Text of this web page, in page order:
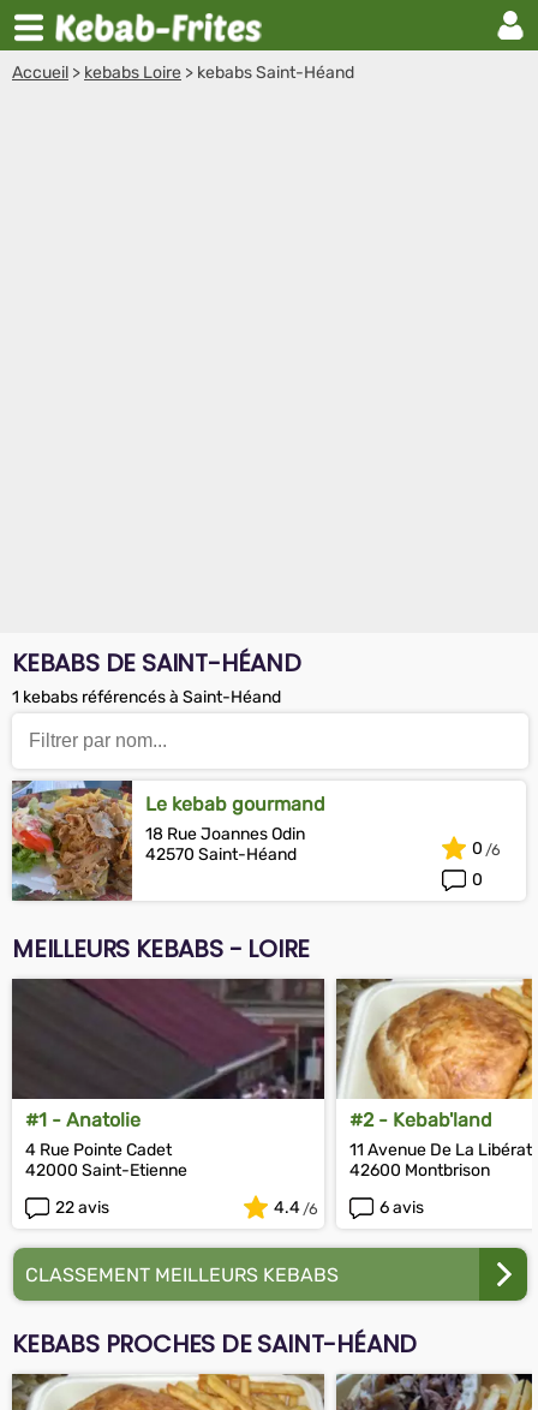
Accueil > kebabs Loire > kebabs Saint-Héand
KEBABS DE SAINT-HÉAND
1 kebabs référencés à Saint-Héand
Le kebab gourmand
18 Rue Joannes Odin
42570 Saint-Héand
0
0
MEILLEURS KEBABS - LOIRE
#1 - Anatolie
4 Rue Pointe Cadet
42000 Saint-Etienne
22 avis
4.4
#2 - Kebab'land
11 Avenue De La
42600 Montbrison
6 avis
CLASSEMENT MEILLEURS KEBABS
KEBABS PROCHES DE SAINT-HÉAND